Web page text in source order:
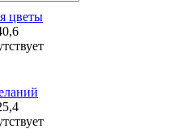
цветы